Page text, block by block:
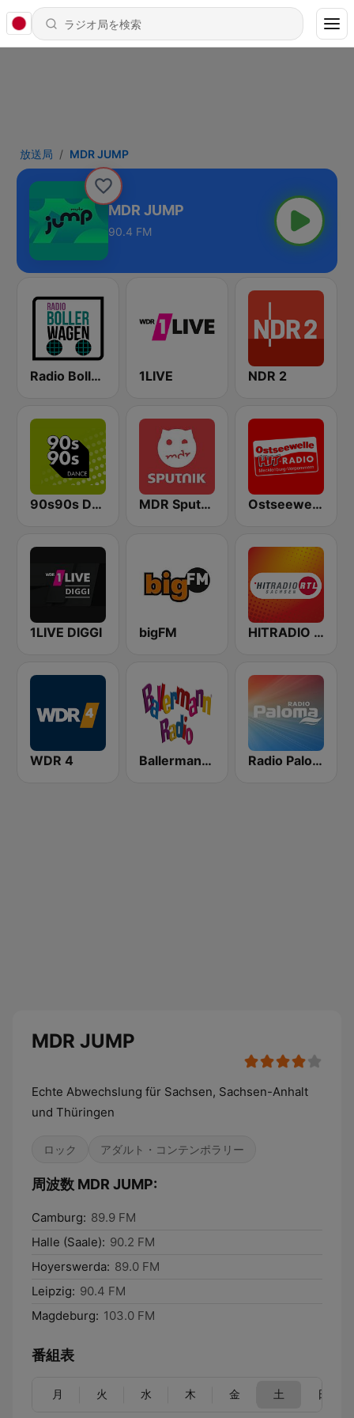
放送局 MDR JUMP
MDR JUMP
90.4 FM
Radio Bollerwagen 1LIVE NDR 2
90s90s Dance MDR Sputnik Ostseewelle Hit-Radio 105.6
1LIVE DIGGI bigFM HITRADIO RTL Sachsen
WDR 4 Ballermann Radio Radio Paloma
MDR JUMP
Echte Abwechslung für Sachsen, Sachsen-Anhalt
und Thüringen
ロック アダルト・コンテンポラリー
周波数 MDR JUMP:
Camburg: 89.9 FM
Halle (Saale): 90.2 FM
Hoyerswerda: 89.0 FM
Leipzig: 90.4 FM
Magdeburg: 103.0 FM
番組表
月 火 水 木 金 土 日